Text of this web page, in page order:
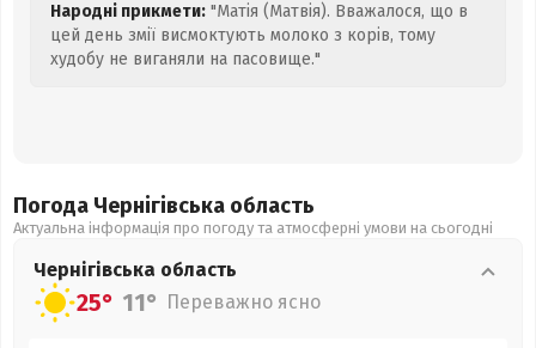
Народні прикмети: "Матія (Матвія). Вважалося, що в
цей день змії висмоктують молоко з корів, тому
худобу не виганяли на пасовище."
Погода Чернігівська область
Актуальна інформація про погоду та атмосферні умови на сьогодні
Чернігівська область
25° 11° Переважно ясно